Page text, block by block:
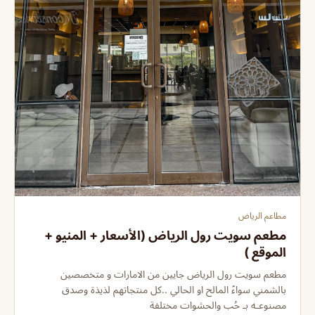
مطاعم الرياض
مطعم سويت رول الرياض (الأسعار + المنيو +
الموقع )
مطعم سويت رول الرياض جايين من الامارات و متخصصين
بالشمني سواءً المالح او الحالي ..كل منتجاتهم لذيذة وصدق
مصنوعـه بـ حُب والحشوات مختلفة